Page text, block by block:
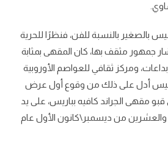
بالصغير بالنسبة للفن، فنظرًا للحرية
جمهور مثقف بها، كان المقهى بمثابة
ومركز ثقافي للعواصم الأوروبية
أدل على ذلك من وقوع أول عرض
مقهى الجراند كافيه بباريس، على يد
والعشرين من ديسمبر\كانون الأول عام